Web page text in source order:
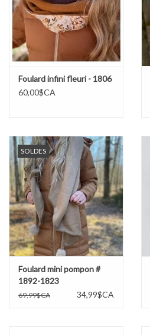
Foulard infini fleuri - 1806
60,00$CA
SOLDES
Foulard mini pompon #
1892-1823
69,99$CA 34,99$CA